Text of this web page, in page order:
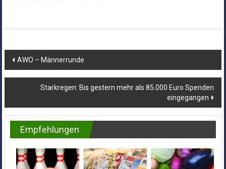
Beitragsnavigation
AWO – Männerrunde
Starkregen: Bis gestern mehr als 85.000 Euro Spenden
eingegangen
Empfehlungen